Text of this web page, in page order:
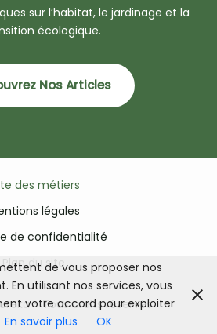
sur l’habitat, le jardinage et la
écologique.
Nos Articles
des métiers
légales
de confidentialité
Plan du site
- Tous droits réservés
de vous proposer nos
En utilisant nos services, vous
votre accord pour exploiter
En savoir plus OK